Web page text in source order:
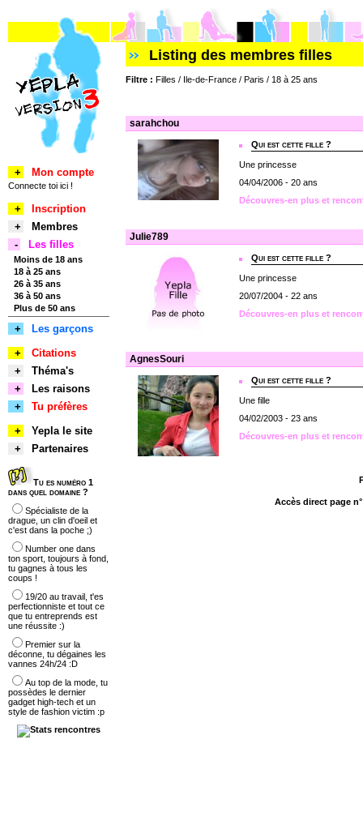
Listing des membres filles
Filtre : Filles / Ile-de-France / Paris / 18 à 25 ans
sarahchou
Qui est cette fille ?
Une princesse
04/04/2006 - 20 ans
Découvres-en plus et
Julie789
Qui est cette fille ?
Une princesse
20/07/2004 - 22 ans
Découvres-en plus et
AgnesSouri
Qui est cette fille ?
Une fille
04/02/2003 - 23 ans
Découvres-en plus et
Accès direct page
+ Mon compte
Connecte toi ici !
+
Inscription
+
Membres
-
Les filles
Moins de 18 ans
18 à 25 ans
26 à 35 ans
36 à 50 ans
Plus de 50 ans
+
Les garçons
+
Citations
+
Théma's
+
Les raisons
+
Tu préfères
+
Yepla le site
+
Partenaires
Tu es numéro 1
dans quel domaine ?
Spécialiste de la
drague, un clin d'oeil et
c'est dans la poche ;)
Number one dans
ton sport, toujours à fond,
tu gagnes à tous les
coups !
19/20 au travail, t'es
perfectionniste et tout ce
que tu entreprends est
une réussite :)
Premier sur la
déconne, tu dégaines les
vannes 24h/24 :D
Au top de la mode, tu
possèdes le dernier
gadget high-tech et un
style de fashion victim :p